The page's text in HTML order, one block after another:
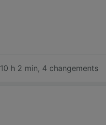
10 h 2 min, 4 changements